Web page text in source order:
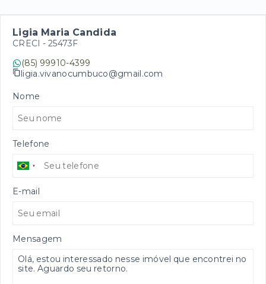
Ligia Maria Candida
CRECI - 25473F
(85) 99910-4399
ligia.vivanocumbuco@gmail.com
Nome
Telefone
E-mail
Mensagem